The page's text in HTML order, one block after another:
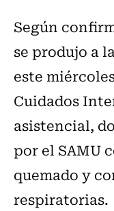
Según
se produjo a
este
Cuidados
asistencial,
por el SAMU
quemado y
respiratorias.